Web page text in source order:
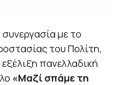
με το
του Πολίτη,
πανελλαδική
«Μαζί σπάμε τη